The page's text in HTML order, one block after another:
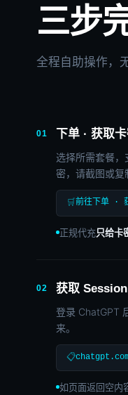
三步
全程自助操作，
01 下单 · 获取
选择所需套餐
密，请截图或复
🛒前往下单 ·
正规代充只给卡
02 获取
登录 ChatGPT
来。
📋
如页面返回空内